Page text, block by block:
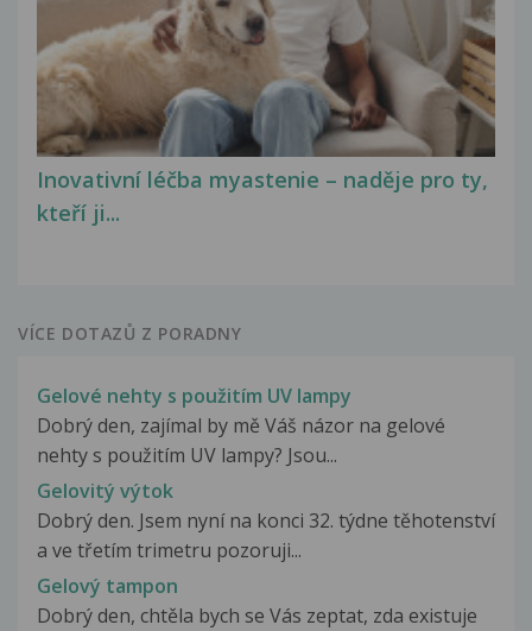
Inovativní léčba myastenie – naděje pro ty,
kteří ji...
VÍCE DOTAZŮ Z PORADNY
Gelové nehty s použitím UV lampy
Dobrý den, zajímal by mě Váš názor na gelové
nehty s použitím UV lampy? Jsou...
Gelovitý výtok
Dobrý den. Jsem nyní na konci 32. týdne těhotenství
a ve třetím trimetru pozoruji...
Gelový tampon
Dobrý den, chtěla bych se Vás zeptat, zda existuje